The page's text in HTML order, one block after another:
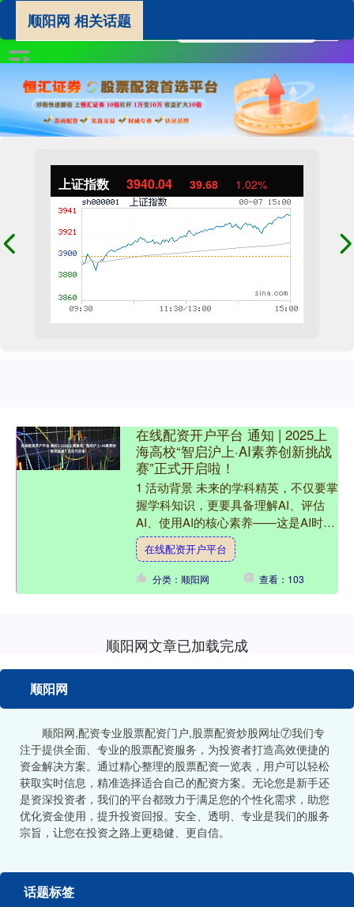
上证指数 3940.04 39.68 1.02%
顺阳网 相关话题
在线配资开户平台 通知 | 2025上
海高校“智启沪上·AI素养创新挑战
赛”正式开启啦！
1 活动背景 未来的学科精英，不仅要掌
握学科知识，更要具备理解AI、评估
AI、使用AI的核心素养——这是AI时代
的新通识能力，也是衡量未来人才竞争
力的关键指标。....
在线配资开户平台
分类：顺阳网 查看：103
顺阳网文章已加载完成
顺阳网
顺阳网,配资专业股票配资门户,股票配资炒股网址⑦我们专
注于提供全面、专业的股票配资服务，为投资者打造高效便捷的
资金解决方案。通过精心整理的股票配资一览表，用户可以轻松
获取实时信息，精准选择适合自己的配资方案。无论您是新手还
是资深投资者，我们的平台都致力于满足您的个性化需求，助您
优化资金使用，提升投资回报。安全、透明、专业是我们的服务
宗旨，让您在投资之路上更稳健、更自信。
话题标签